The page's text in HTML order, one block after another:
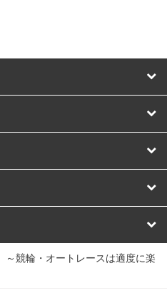
取手競輪場 宇都宮競輪場
競輪・オートレースは適度に楽